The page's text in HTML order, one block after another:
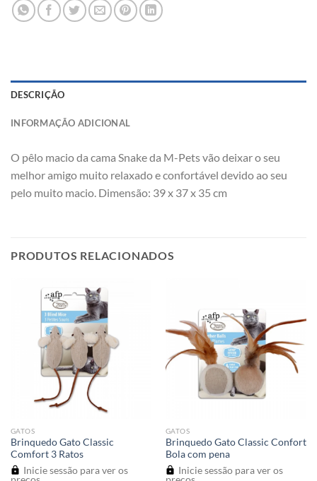
DESCRIÇÃO
INFORMAÇÃO ADICIONAL
O pêlo macio da cama Snake da M-Pets vão deixar o seu
melhor amigo muito relaxado e confortável devido ao seu
pelo muito macio. Dimensão: 39 x 37 x 35 cm
PRODUTOS RELACIONADOS
GATOS
Brinquedo Gato Classic
Comfort 3 Ratos
Inicie sessão para ver os
GATOS
Brinquedo Gato Classic Confort
Bola com pena
Inicie sessão para ver os